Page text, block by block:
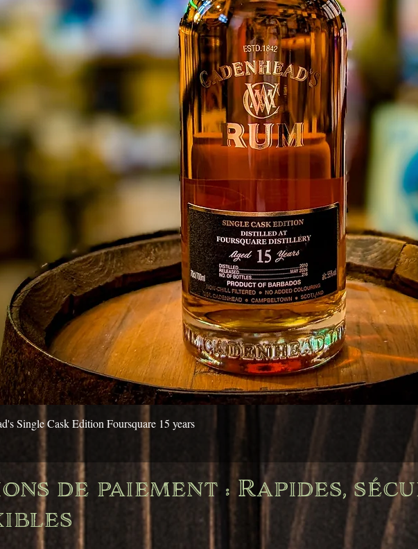
Single Cask Edition Foursquare 15 years
de paiement : Rapides,